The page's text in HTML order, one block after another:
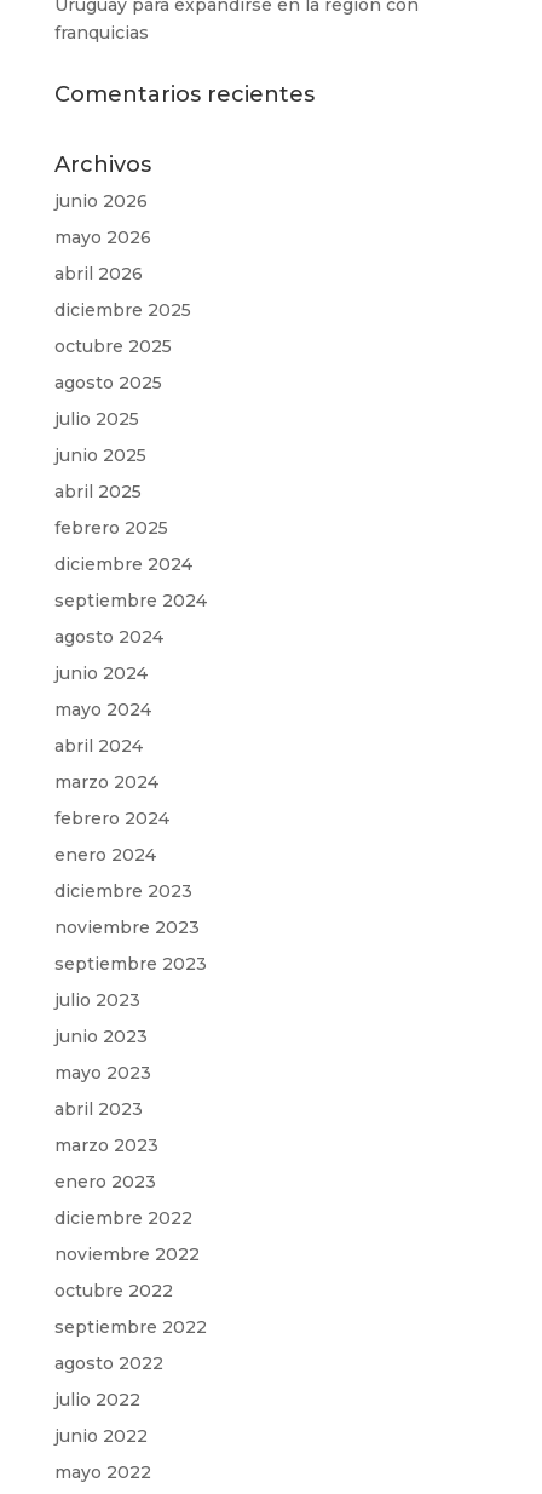
Uruguay para expandirse en la región con
franquicias
Comentarios recientes
Archivos
junio 2026
mayo 2026
abril 2026
diciembre 2025
octubre 2025
agosto 2025
julio 2025
junio 2025
abril 2025
febrero 2025
diciembre 2024
septiembre 2024
agosto 2024
junio 2024
mayo 2024
abril 2024
marzo 2024
febrero 2024
enero 2024
diciembre 2023
noviembre 2023
septiembre 2023
julio 2023
junio 2023
mayo 2023
abril 2023
marzo 2023
enero 2023
diciembre 2022
noviembre 2022
octubre 2022
septiembre 2022
agosto 2022
julio 2022
junio 2022
mayo 2022